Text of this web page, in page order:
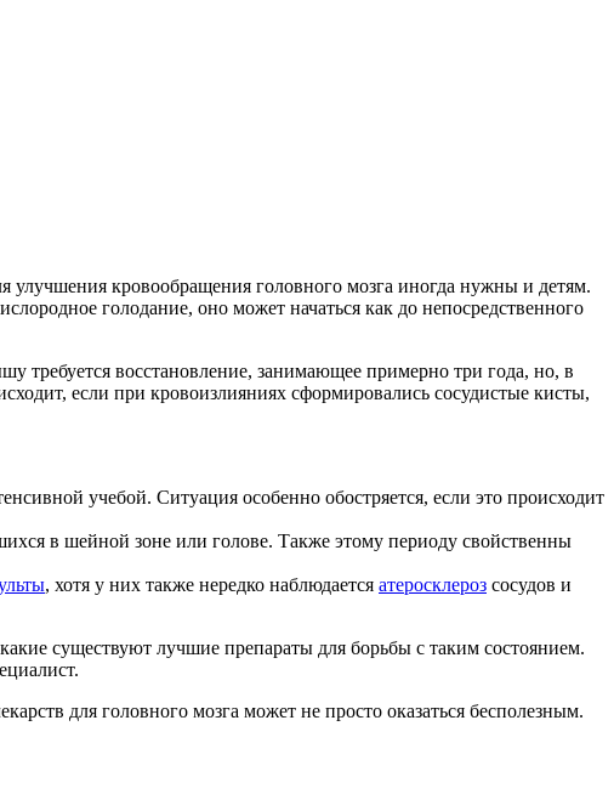
улучшения кровообращения головного мозга иногда нужны и детям.
голодание, оно может начаться как до непосредственного
требуется восстановление, занимающее примерно три года, но, в
если при кровоизлияниях сформировались сосудистые кисты,
учебой. Ситуация особенно обостряется, если это происходит
в шейной зоне или голове. Также этому периоду свойственны
, хотя у них также нередко наблюдается атеросклероз сосудов и
существуют лучшие препараты для борьбы с таким состоянием.
для головного мозга может не просто оказаться бесполезным.